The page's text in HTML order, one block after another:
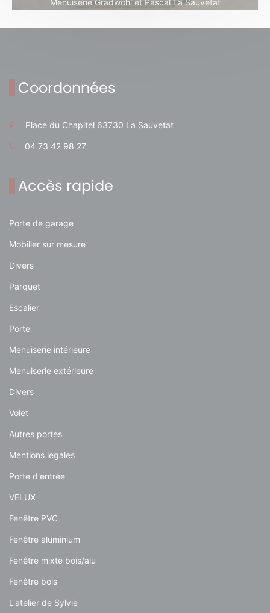
Menuiserie Gradwohl et Pascal La Sauvetat
Coordonnées
Place du Chapitel 63730 La Sauvetat
04 73 42 98 27
Accès rapide
Porte de garage
Mobilier sur mesure
Divers
Parquet
Escalier
Porte
Menuiserie intérieure
Menuiserie extérieure
Divers
Volet
Autres portes
Mentions legales
Porte d'entrée
VELUX
Fenêtre PVC
Fenêtre aluminium
Fenêtre mixte bois/alu
Fenêtre bois
L'atelier de Sylvie